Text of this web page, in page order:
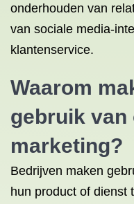
onderhouden van
van sociale media-
klantenservice.
Waarom
gebruik van
marketing?
Bedrijven maken
hun product of dienst